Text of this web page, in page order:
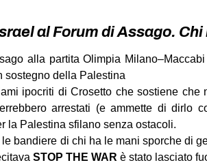
al Forum di Assago.
alla partita Olimpia
sostegno della Palestina
ipocriti di Crosetto che sostiene
arrestati (e ammette di dirlo
la Palestina sfilano senza ostacoli.
bandiere di chi ha le mani sporche di
STOP THE WAR è stato lasciato